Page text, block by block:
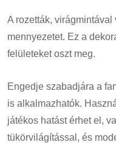
A rozetták,
mennyezetet. Ez a
felületeket oszt meg.
Engedje szabadjára a
is alkalmazhatók.
játékos hatást érhet el,
tükörvilágítással, és